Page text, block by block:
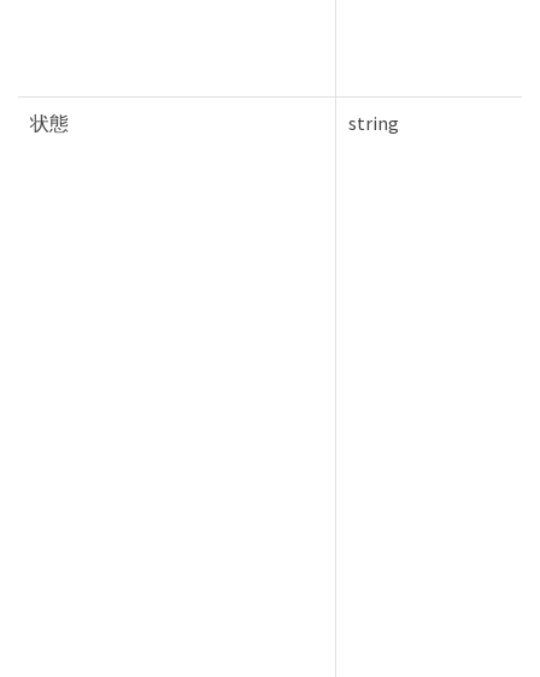
状態 string